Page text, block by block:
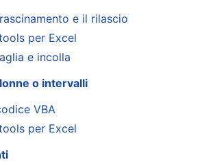
e il rilascio
per Excel
e incolla
o intervalli
VBA
per Excel